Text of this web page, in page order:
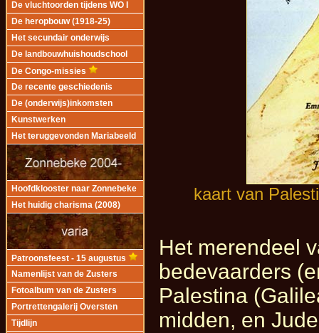
De vluchtoorden tijdens WO I
De heropbouw (1918-25)
Het secundair onderwijs
De landbouwhuishoudschool
De Congo-missies
De recente geschiedenis
De (onderwijs)inkomsten
Kunstwerken
Het teruggevonden Mariabeeld
Hoofdklooster naar Zonnebeke
Het huidig charisma (2008)
Patroonsfeest - 15 augustus
Namenlijst van de Zusters
Fotoalbum van de Zusters
Portrettengalerij Oversten
Tijdlijn
kaart van
Het merendeel
bedevaarders
Palestina
midden, en